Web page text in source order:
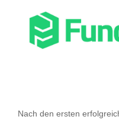
Nach den ersten